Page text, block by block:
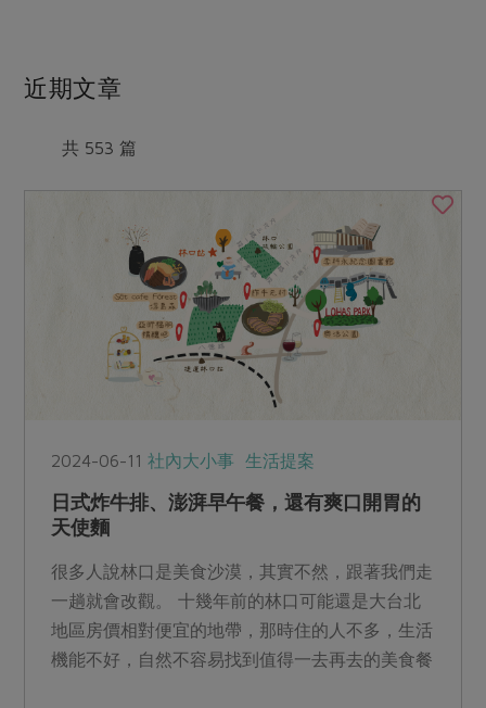
防災用品
最新產品
素食專區
樂齡友善
年菜食譜
節慶大餐
高麗菜海鮮煎餅
傳到心坎裡，誠心又澎派
最新消息
媒體報導
地區活動
近期文章
共 553 篇
2024-06-11社內大小事 生活提案
日式炸牛排、澎湃早午餐，還有爽口開胃的
天使麵
很多人說林口是美食沙漠，其實不然，跟著我們走
一趟就會改觀。 十幾年前的林口可能還是大台北
地區房價相對便宜的地帶，那時住的人不多，生活
機能不好，自然不容易找到值得一去再去的美食餐